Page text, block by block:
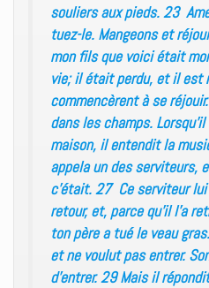
souliers aux pieds. 23
tuez-le. Mangeons et
mon fils que voici était
vie; il était perdu, et il est
commencèrent à se
dans les champs.
maison, il entendit la
appela un des serviteurs,
c’était. 27 Ce serviteur
retour, et, parce qu’il l’a
ton père a tué le veau
et ne voulut pas entrer.
d’entrer. 29 Mais il